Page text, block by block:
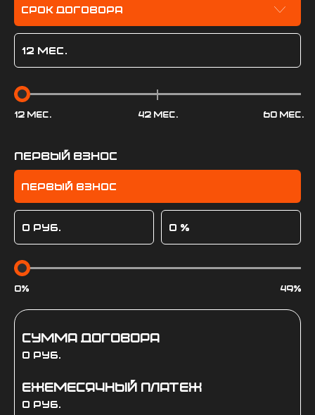
срок договора
12 мес.
первый взнос
Первый взнос
0 руб. 0 %
Сумма договора
0 руб.
Ежемесячный платеж
0 руб.